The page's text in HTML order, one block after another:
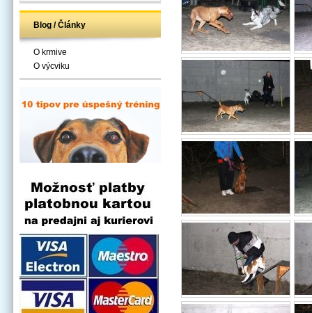
Blog / Články
O krmive
O výcviku